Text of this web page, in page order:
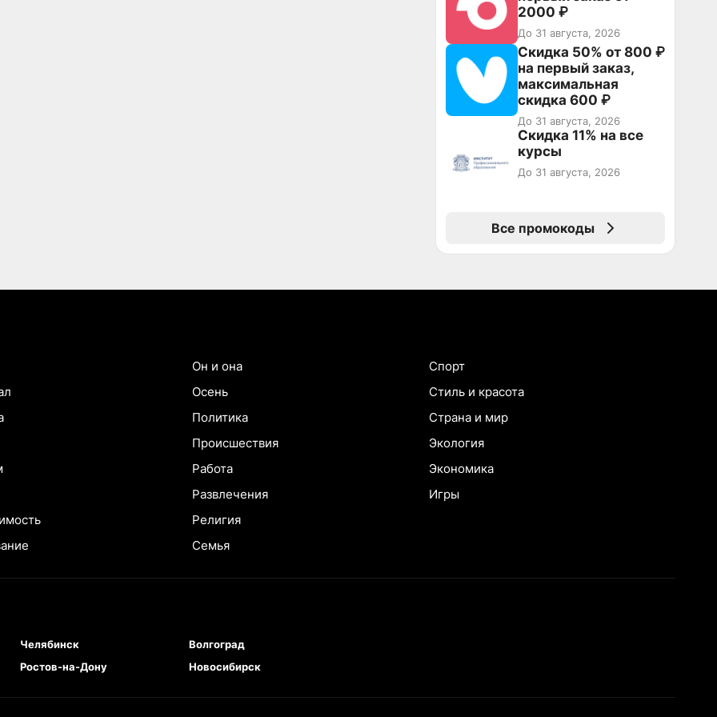
2000 ₽
До 31 августа, 2026
Скидка 50% от 800 ₽
на первый заказ,
максимальная
скидка 600 ₽
До 31 августа, 2026
Скидка 11% на все
курсы
До 31 августа, 2026
Все промокоды
Он и она
Осень
Политика
Происшествия
Работа
Развлечения
Религия
Семья
Спорт
Стиль и красота
Страна и мир
Экология
Экономика
Игры
Челябинск
Ростов-на-Дону
Волгоград
Новосибирск